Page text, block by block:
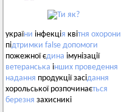
україни інфекція квітня охорони
підтримки false допомоги
пожежної єдина імунізації
ветеранська інших проведення
надання продукції засідання
хорольської розпочинається
березня захисникі